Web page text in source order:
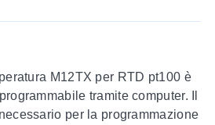
M12TX per RTD pt100 è
tramite computer. Il
per la programmazione